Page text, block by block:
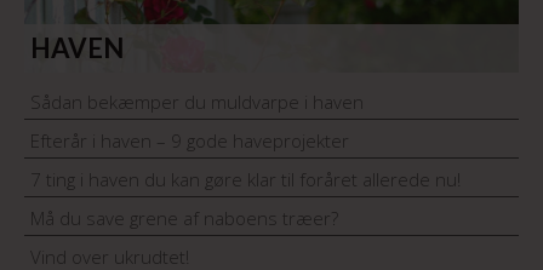
HAVEN
Sådan bekæmper du muldvarpe i haven
Efterår i haven – 9 gode haveprojekter
7 ting i haven du kan gøre klar til foråret allerede nu!
Må du save grene af naboens træer?
Vind over ukrudtet!